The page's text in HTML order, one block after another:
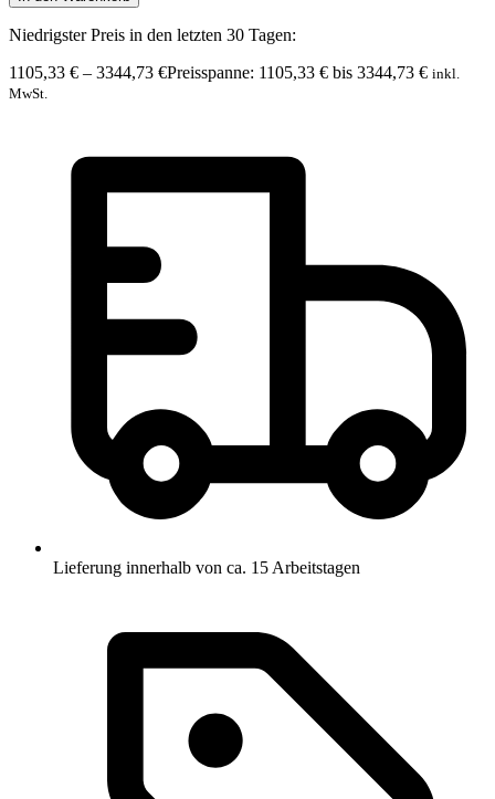
Niedrigster Preis in den letzten 30 Tagen:
1105,33 € – 3344,73 €Preisspanne: 1105,33 € bis 3344,73 € inkl.
MwSt.
Lieferung innerhalb von ca. 15 Arbeitstagen